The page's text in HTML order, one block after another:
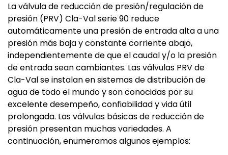
La válvula de reducción de presión/regulación de
presión (PRV) Cla-Val serie 90 reduce
automáticamente una presión de entrada alta a una
presión más baja y constante corriente abajo,
independientemente de que el caudal y/o la presión
de entrada sean cambiantes. Las válvulas PRV de
Cla-Val se instalan en sistemas de distribución de
agua de todo el mundo y son conocidas por su
excelente desempeño, confiabilidad y vida útil
prolongada. Las válvulas básicas de reducción de
presión presentan muchas variedades. A
continuación, enumeramos algunos ejemplos: